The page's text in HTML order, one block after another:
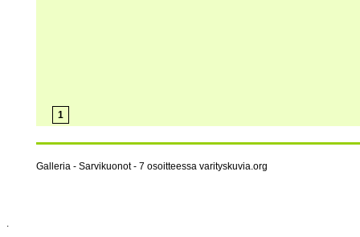
1
Galleria - Sarvikuonot - 7 osoitteessa varityskuvia.org
.